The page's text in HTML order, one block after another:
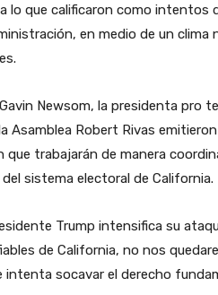
lo que calificaron como intentos
en medio de un
Newsom, la presidenta pro
Asamblea Robert Rivas
que trabajarán de manera
sistema electoral de California.
Trump intensifica su
de California, no nos
intenta socavar el derecho